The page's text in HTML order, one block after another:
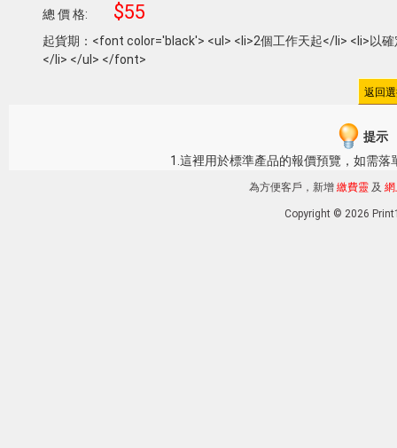
總 價 格: $55
起貨期：<font color='black'> <ul> <li>2個工作天起</li> <li>以
</li> </ul> </font>
提示
1.這裡用於標準產品的報價預覽，如需落
為方便客戶，新增 繳費靈及 網
Copyright © 2026